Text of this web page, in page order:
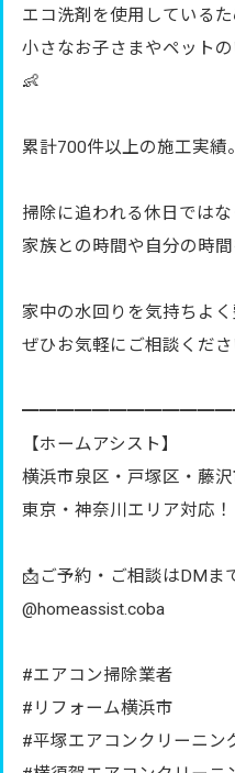
エコ洗剤を使用しているた
小さなお子さまやペット
👶
累計700件以上の施工実績。
掃除に追われる休日ではな
家族との時間や自分の時
家中の水回りを気持ちよく
ぜひお気軽にご相談くださ
【ホームアシスト】
横浜市泉区・戸塚区・藤
東京・神奈川エリア対応！
📩ご予約・ご相談はDMま
@homeassist.coba
#エアコン掃除業者
#リフォーム横浜市
#平塚エアコンクリーニン